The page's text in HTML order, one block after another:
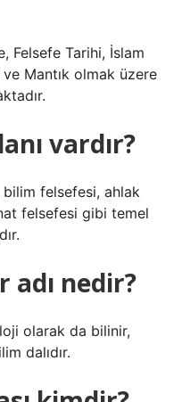
Felsefe Tarihi, İslam
Mantık olmak üzere
vardır?
felsefesi, ahlak
felsefesi gibi temel
adı nedir?
olarak da bilinir,
dalıdır.